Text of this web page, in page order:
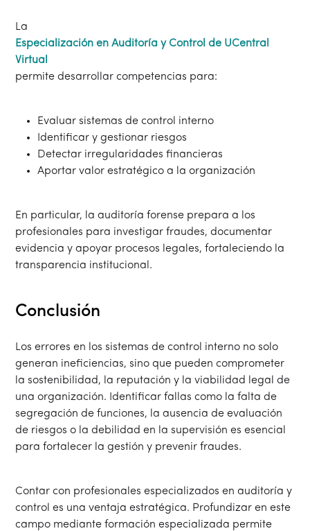
La
Especialización en Auditoría y Control de UCentral
Virtual
permite desarrollar competencias para:
Evaluar sistemas de control interno
Identificar y gestionar riesgos
Detectar irregularidades financieras
Aportar valor estratégico a la organización
En particular, la auditoría forense prepara a los
profesionales para investigar fraudes, documentar
evidencia y apoyar procesos legales, fortaleciendo la
transparencia institucional.
Conclusión
Los errores en los sistemas de control interno no solo
generan ineficiencias, sino que pueden comprometer
la sostenibilidad, la reputación y la viabilidad legal de
una organización. Identificar fallas como la falta de
segregación de funciones, la ausencia de evaluación
de riesgos o la debilidad en la supervisión es esencial
para fortalecer la gestión y prevenir fraudes.
Contar con profesionales especializados en auditoría y
control es una ventaja estratégica. Profundizar en este
campo mediante formación especializada permite